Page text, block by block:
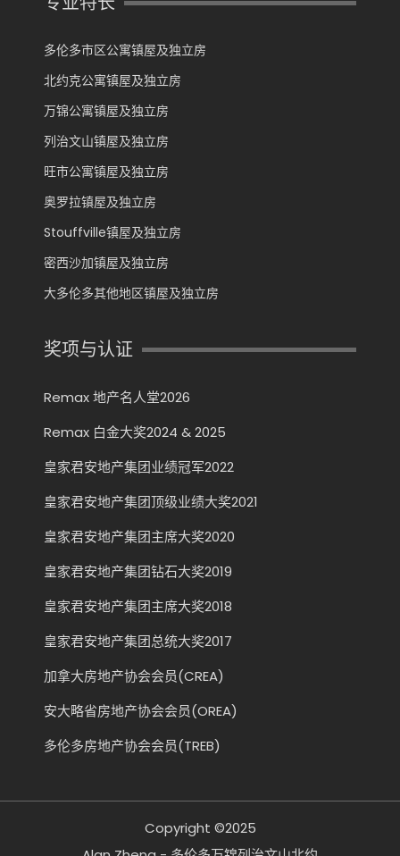
多伦多市区公寓镇屋及独立房
北约克公寓镇屋及独立房
万锦公寓镇屋及独立房
列治文山镇屋及独立房
旺市公寓镇屋及独立房
奥罗拉镇屋及独立房
Stouffville镇屋及独立房
密西沙加镇屋及独立房
大多伦多其他地区镇屋及独立房
奖项与认证
Remax 地产名人堂2026
Remax 白金大奖2024 & 2025
皇家君安地产集团业绩冠军2022
皇家君安地产集团顶级业绩大奖2021
皇家君安地产集团主席大奖2020
皇家君安地产集团钻石大奖2019
皇家君安地产集团主席大奖2018
皇家君安地产集团总统大奖2017
加拿大房地产协会会员(CREA)
安大略省房地产协会会员(OREA)
多伦多房地产协会会员(TREB)
Copyright ©2025